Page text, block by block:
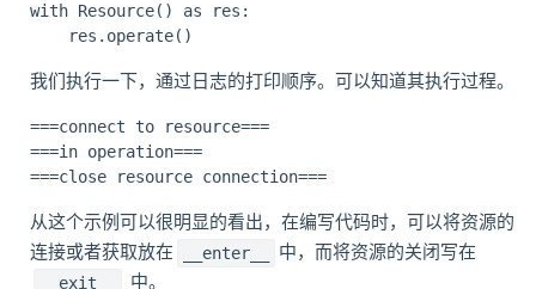
with Resource() as res:
我们执行一下，通过日志的打印顺序。可以知道其执行过程。
===connect to resource===
===in operation===
从这个示例可以很明显的看出，在编写代码时，可以将资源的
连接或者获取放在
__enter__ 中，而将资源的关闭写在
__exit__ 中。